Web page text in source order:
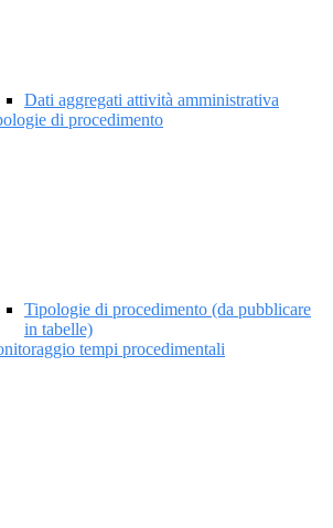
Dati aggregati attività amministrativa
di procedimento
Tipologie di procedimento (da pubblicare
in tabelle)
tempi procedimentali